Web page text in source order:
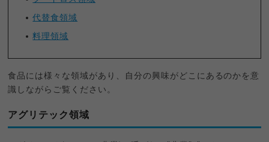
代替食領域
料理領域
食品には様々な領域があり、自分の興味がどこにあるのかを意
識しながらご覧ください。
アグリテック領域